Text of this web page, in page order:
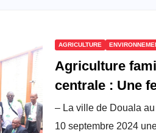
AGRICULTURE
Agriculture
centrale : Une
élaborée pour
afin de libérer
– La ville de Douala
10 septembre 2024